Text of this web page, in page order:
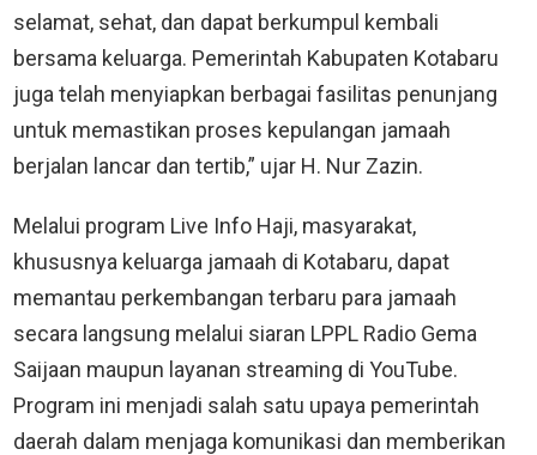
selamat, sehat, dan dapat berkumpul kembali
bersama keluarga. Pemerintah Kabupaten Kotabaru
juga telah menyiapkan berbagai fasilitas penunjang
untuk memastikan proses kepulangan jamaah
berjalan lancar dan tertib,” ujar H. Nur Zazin.
Melalui program Live Info Haji, masyarakat,
khususnya keluarga jamaah di Kotabaru, dapat
memantau perkembangan terbaru para jamaah
secara langsung melalui siaran LPPL Radio Gema
Saijaan maupun layanan streaming di YouTube.
Program ini menjadi salah satu upaya pemerintah
daerah dalam menjaga komunikasi dan memberikan